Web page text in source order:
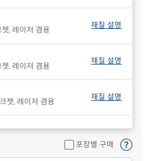
젯, 레이저 겸용
재질 설명
젯, 레이저 겸용
재질 설명
젯, 레이저 겸용
재질 설명
재질 설명
포장별 구매